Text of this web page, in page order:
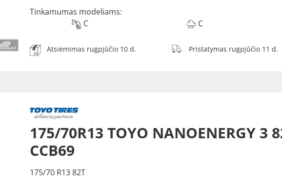
Tinkamumas modeliams:
C
C
Atsiėmimas rugpjūčio 10 d. Pristatymas rugpjūčio 11 d.
175/70R13 TOYO NANOENERGY 3
CCB69
175/70 R13 82T